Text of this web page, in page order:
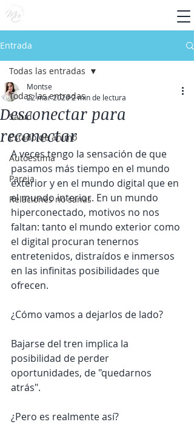
Entrada
Todas las entradas
Salud
Estado de ánimo
Autoestima
Pareja
Relaciones no sanas
Todas las entradas
Desconectar para
reconectar
Montse
22 mar 20202 min de lectura
A veces tengo la sensación de que
pasamos más tiempo en el mundo
exterior y en el mundo digital que en
el mundo interior. En un mundo
hiperconectado, motivos no nos
faltan: tanto el mundo exterior como
el digital procuran tenernos
entretenidos, distraídos e inmersos
en las infinitas posibilidades que
ofrecen.
¿Cómo vamos a dejarlos de lado?
Bajarse del tren implica la
posibilidad de perder
oportunidades, de "quedarnos
atrás".
¿Pero es realmente así?